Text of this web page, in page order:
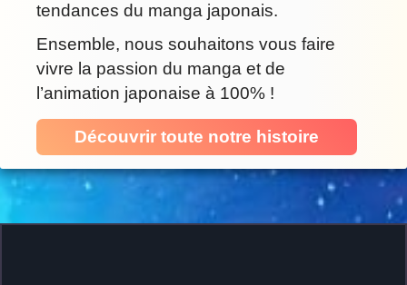
tendances du manga japonais.
Ensemble, nous souhaitons vous faire
vivre la passion du manga et de
l’animation japonaise à 100% !
Découvrir toute notre histoire